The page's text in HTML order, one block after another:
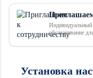
Индивидуальный
обслуживание
Установка